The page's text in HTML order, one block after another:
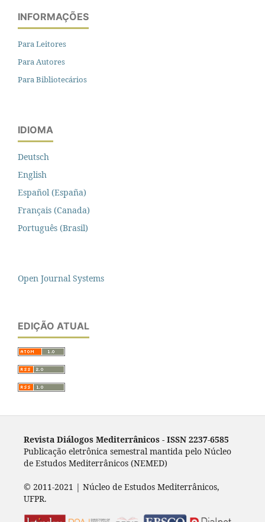
INFORMAÇÕES
Para Leitores
Para Autores
Para Bibliotecários
IDIOMA
Deutsch
English
Español (España)
Français (Canada)
Português (Brasil)
Open Journal Systems
EDIÇÃO ATUAL
Revista Diálogos Mediterrânicos - ISSN 2237-6585
Publicação eletrônica semestral mantida pelo Núcleo
de Estudos Mediterrânicos (NEMED)
© 2011-2021 | Núcleo de Estudos Mediterrânicos,
UFPR.